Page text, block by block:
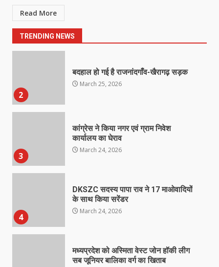
Read More
TRENDING NEWS
1
March 25, 2026
2
बदहाल हो गई है राजनांदगाँव-खैरागढ़ सड़क
March 25, 2026
3
कांग्रेस ने किया नगर एवं ग्राम निवेश
कार्यालय का घेराव
March 24, 2026
4
DKSZC सदस्य पापा राव ने 17 माओवादियों
के साथ किया सरेंडर
March 24, 2026
मध्यप्रदेश को अस्मिता वेस्ट जोन हॉकी लीग
सब जूनियर बालिका वर्ग का खिताब